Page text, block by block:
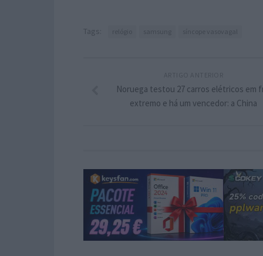
Tags:
Noruega testou 27 carros elétricos em
extremo e há um vencedor: a China